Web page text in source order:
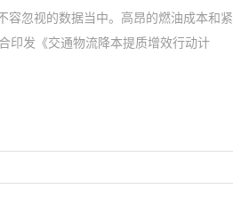
容忽视的数据当中。高昂的燃油成本和紧
印发《交通物流降本提质增效行动计